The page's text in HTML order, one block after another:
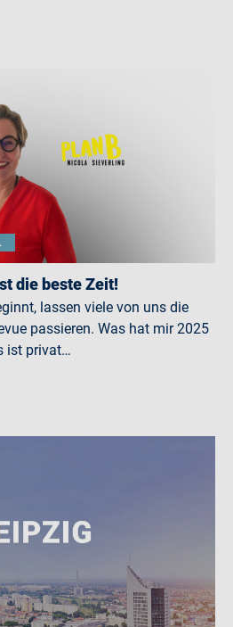
die beste Zeit!
lassen viele von uns die
passieren. Was hat mir 2025
ist privat…